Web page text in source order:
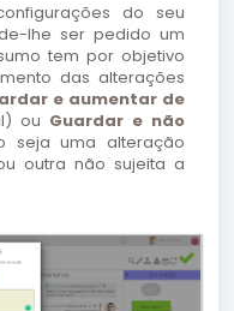
do seu
lhe ser pedido um
tem por objetivo
das alterações
e aumentar de
ou Guardar e não
seja uma alteração
outra não sujeita a